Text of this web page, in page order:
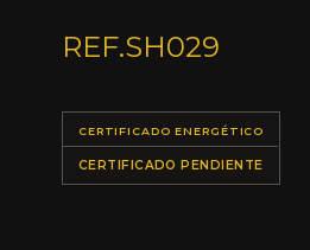
REF.SH029
CERTIFICADO ENERGÉTICO
CERTIFICADO PENDIENTE